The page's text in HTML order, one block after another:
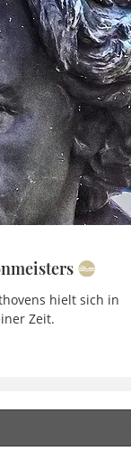
hielt sich in
Zeit.